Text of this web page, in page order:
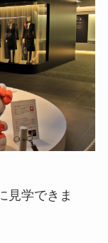
見学できま